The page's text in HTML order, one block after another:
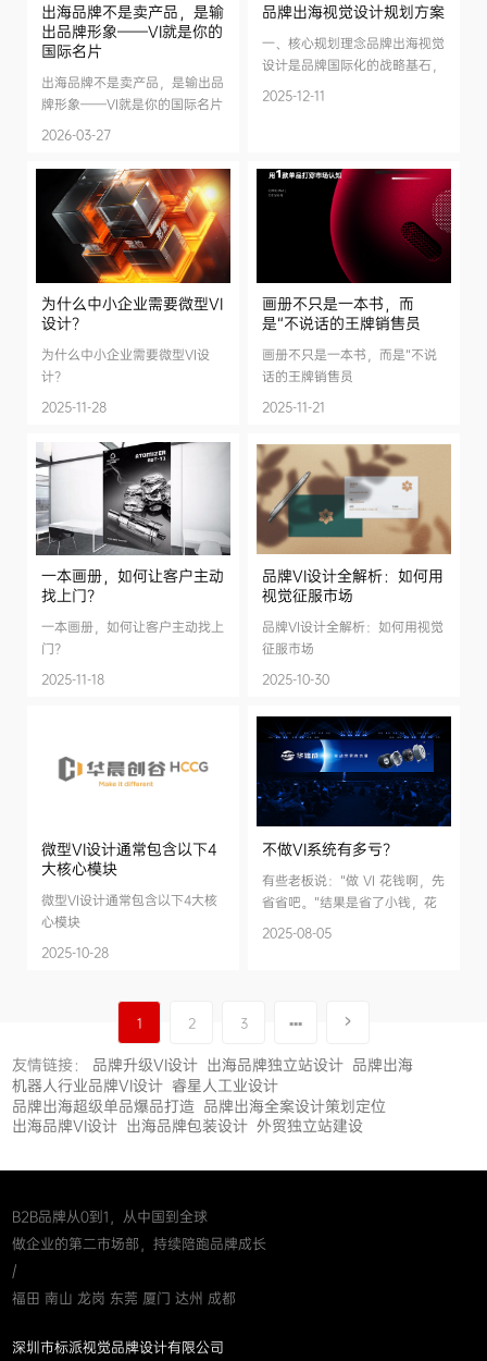
出海品牌不是卖产品，是输
出品牌形象——VI就是你的
国际名片
出海品牌不是卖产品，是输出品
牌形象——VI就是你的国际名片
2026-03-27
品牌出海视觉设计规划方案
一、核心规划理念品牌出海视觉
设计是品牌国际化的战略基石，
数据显示68%的消费者会因视觉
到平衡，既要保持品牌核心识别
度，又...
2025-12-11
为什么中小企业需要微型VI
设计？
为什么中小企业需要微型VI设
计？
2025-11-28
画册不只是一本书，而
是“不说话的王牌销售员
画册不只是一本书，而是“不说
话的王牌销售员
2025-11-21
一本画册，如何让客户主动
找上门？
一本画册，如何让客户主动找上
门？
2025-11-18
品牌VI设计全解析：如何用
视觉征服市场
品牌VI设计全解析：如何用视觉
征服市场
2025-10-30
微型VI设计通常包含以下4
大核心模块
微型VI设计通常包含以下4大核
心模块
2025-10-28
不做VI系统有多亏？
有些老板说：“做 VI 花钱啊，先
省省吧。”结果是省了小钱，花
了大钱。Logo 做了好几个版
2025-08-05
1 2 3 ▪▪▪ ›
友情链接： 品牌升级VI设计 出海品牌独立站设计 品牌出海
机器人行业品牌VI设计 睿星人工业设计
品牌出海超级单品爆品打造 品牌出海全案设计策划定位
出海品牌VI设计 出海品牌包装设计 外贸独立站建设
B2B品牌从0到1，从中国到全球
做企业的第二市场部，持续陪跑品牌成长
/
福田 南山 龙岗 东莞 厦门 达州 成都
深圳市标派视觉品牌设计有限公司